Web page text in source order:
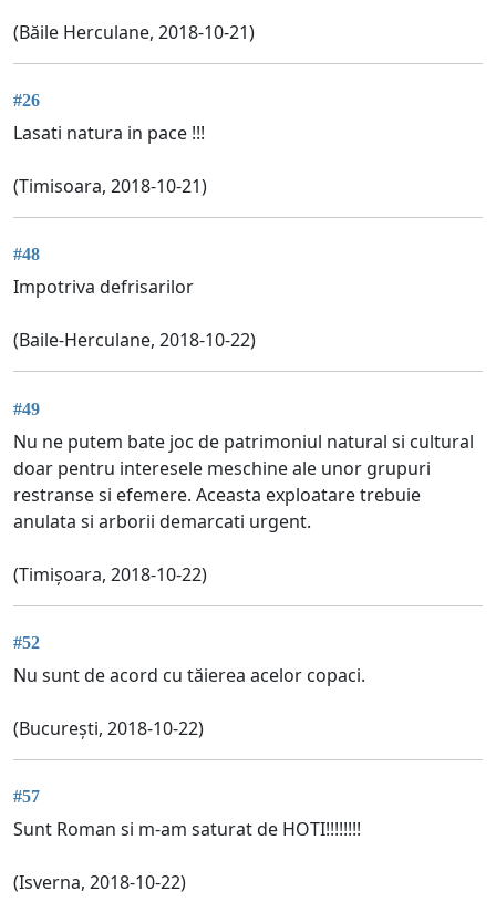
(Băile Herculane, 2018-10-21)
#26
Lasati natura in pace !!!
(Timisoara, 2018-10-21)
#48
Impotriva defrisarilor
(Baile-Herculane, 2018-10-22)
#49
Nu ne putem bate joc de patrimoniul natural si cultural
doar pentru interesele meschine ale unor grupuri
restranse si efemere. Aceasta exploatare trebuie
anulata si arborii demarcati urgent.
(Timișoara, 2018-10-22)
#52
Nu sunt de acord cu tăierea acelor copaci.
(București, 2018-10-22)
#57
Sunt Roman si m-am saturat de HOTI!!!!!!!!
(Isverna, 2018-10-22)